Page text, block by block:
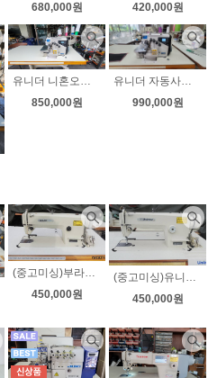
680,000원
420,000원
유니더 니혼오버 무소음 노루발자동 인터록(날라리)가능 상태좋아요
850,000원
유니더 자동사절 니혼오버 무소음 노루발자동 자동사절 ut-6514dtk 상태좋아요
990,000원
(중고미싱)부라더 공업용미싱 DB2-B736-3 노루발9가지 무소음모터 LED작업등 전국무료배송-2
450,000원
(중고미싱)유니콘 공업용미싱 LS2-B736-3 노루발9가지 LED작업등 전국무료배송-1
450,000원